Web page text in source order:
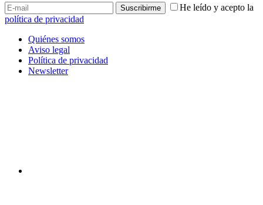
He leído y acepto la
política de privacidad
Quiénes somos
Aviso legal
Política de privacidad
Newsletter